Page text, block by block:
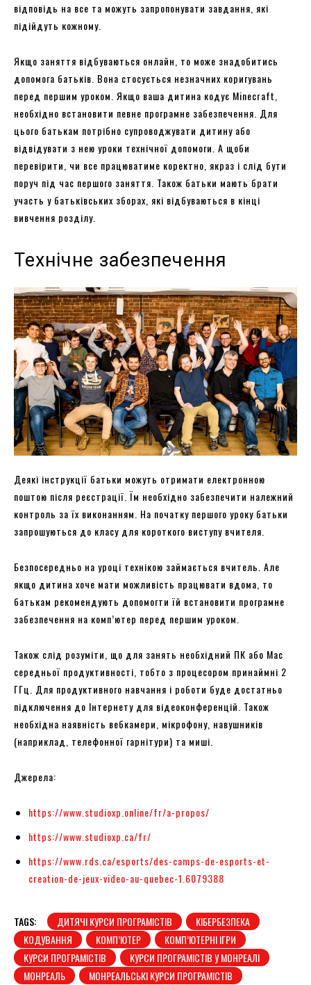
відповідь на все та можуть запропонувати завдання, які
підійдуть кожному.
Якщо заняття відбуваються онлайн, то може знадобитись
допомога батьків. Вона стосується незначних коригувань
перед першим уроком. Якщо ваша дитина кодує Minecraft,
необхідно встановити певне програмне забезпечення. Для
цього батькам потрібно супроводжувати дитину або
відвідувати з нею уроки технічної допомоги. А щоби
перевірити, чи все працюватиме коректно, якраз і слід бути
поруч під час першого заняття. Також батьки мають брати
участь у батьківських зборах, які відбуваються в кінці
вивчення розділу.
Технічне забезпечення
Деякі інструкції батьки можуть отримати електронною
поштою після реєстрації. Їм необхідно забезпечити належний
контроль за їх виконанням. На початку першого уроку батьки
запрошуються до класу для короткого виступу вчителя.
Безпосередньо на уроці технікою займається вчитель. Але
якщо дитина хоче мати можливість працювати вдома, то
батькам рекомендують допомогти їй встановити програмне
забезпечення на комп’ютер перед першим уроком.
Також слід розуміти, що для занять необхідний ПК або Mac
середньої продуктивності, тобто з процесором принаймні 2
ГГц. Для продуктивного навчання і роботи буде достатньо
підключення до Інтернету для відеоконференцій. Також
необхідна наявність вебкамери, мікрофону, навушників
(наприклад, телефонної гарнітури) та миші.
Джерела:
https://www.studioxp.online/fr/a-propos/
https://www.studioxp.ca/fr/
https://www.rds.ca/esports/des-camps-de-esports-et-
creation-de-jeux-video-au-quebec-1.6079388
TAGS: ДИТЯЧІ КУРСИ ПРОГРАМІСТІВ
КІБЕРБЕЗПЕКА
КОДУВАННЯ
КОМП’ЮТЕР
КОМП’ЮТЕРНІ ІГРИ
КУРСИ ПРОГРАМІСТІВ
КУРСИ ПРОГРАМІСТІВ У МОНРЕАЛІ
МОНРЕАЛЬ
МОНРЕАЛЬСЬКІ КУРСИ ПРОГРАМІСТІВ